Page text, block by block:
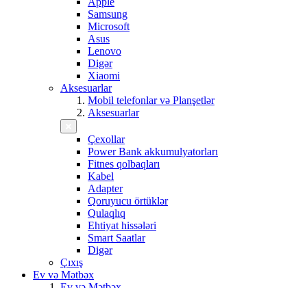
Samsung
Microsoft
Asus
Lenovo
Digər
Xiaomi
Aksesuarlar
Mobil telefonlar və Planşetlər
Aksesuarlar
Çexollar
Power Bank akkumulyatorları
Fitnes qolbaqları
Kabel
Adapter
Qoruyucu örtüklər
Qulaqlıq
Ehtiyat hissələri
Smart Saatlar
Digər
Çıxış
Ev və Mətbəx